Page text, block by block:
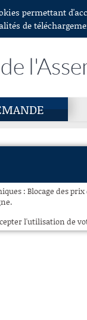
permettant
de
: Blocage des
l'utilisation de